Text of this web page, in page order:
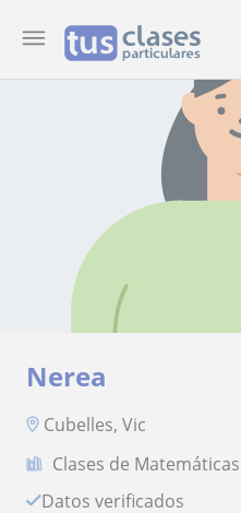
Nerea
Cubelles, Vic
Clases de
Datos verificados